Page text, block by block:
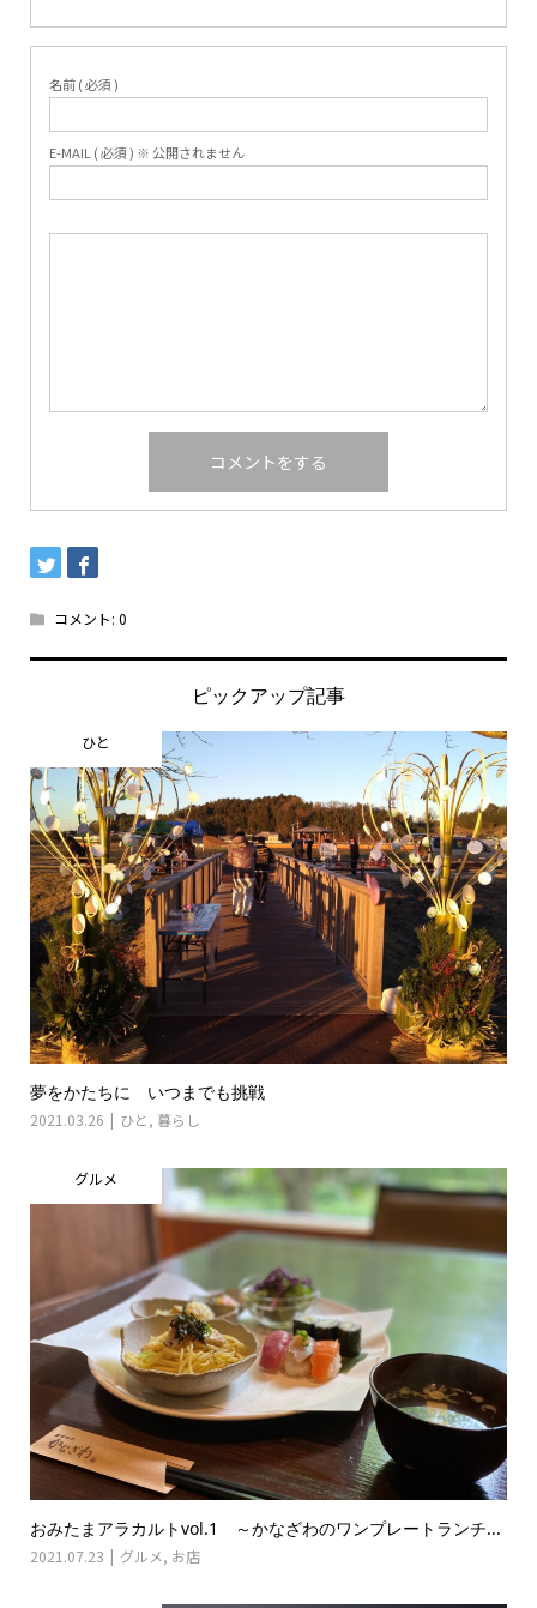
名前 ( 必須 )
E-MAIL ( 必須 ) ※ 公開されません
コメント: 0
ピックアップ記事
ひと
夢をかたちに いつまでも挑戦
2021.03.26 ひと , 暮らし
グルメ
おみたまアラカルトvol.1 ～かなざわのワンプレートランチ...
2021.07.23 グルメ, お店